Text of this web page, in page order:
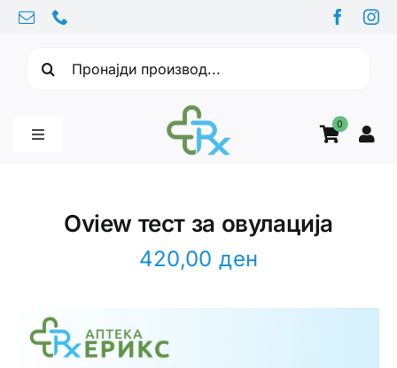
Skip
content
0
Toggle
Oview тест за овулација
420,00ден